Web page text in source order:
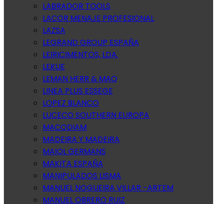
LABRADOR TOOLS
LACOR MENAJE PROFESIONAL
LAZSA
LEGRAND GROUP ESPAÑA
LEIRICIMENTOS, LDA.
LEKUE
LEMAN HERR & MAQ
LINEA PLUS ESSEGE
LOPEZ BLANCO
LUCECO SOUTHERN EUROPA
MACODIAM
MADEIRA Y MADEIRA
MAIOL GERMANS
MAKITA ESPAÑA
MANIPULADOS LISMA
MANUEL NOGUEIRA VILLAR -ARTEM
MANUEL OBRERO RUIZ